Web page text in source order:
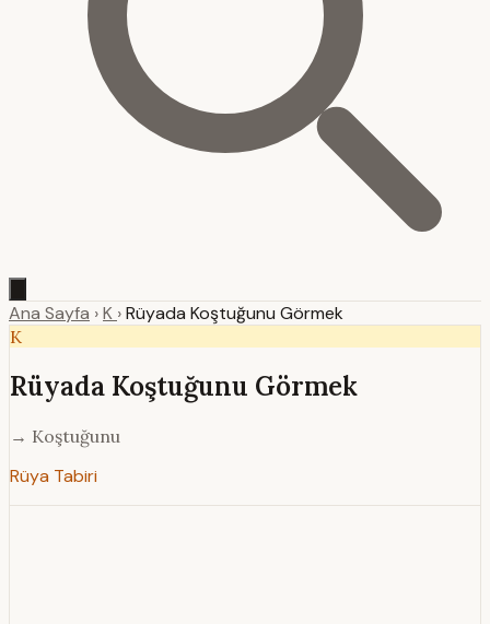
Ana Sayfa ›K ›Rüyada Koştuğunu Görmek
K
Rüyada Koştuğunu Görmek
→ Koştuğunu
Rüya Tabiri